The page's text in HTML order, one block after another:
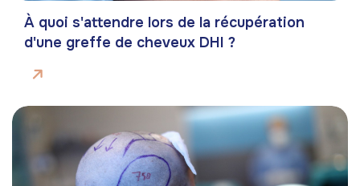
À quoi s'attendre lors de la récupération
d'une greffe de cheveux DHI ?